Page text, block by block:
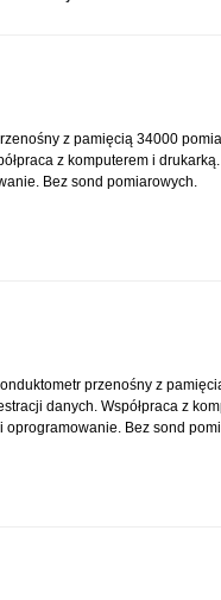
z pamięcią 34000
z komputerem i
Bez sond pomiarowych.
przenośny z
danych. Współpraca z
oprogramowanie. Bez sond